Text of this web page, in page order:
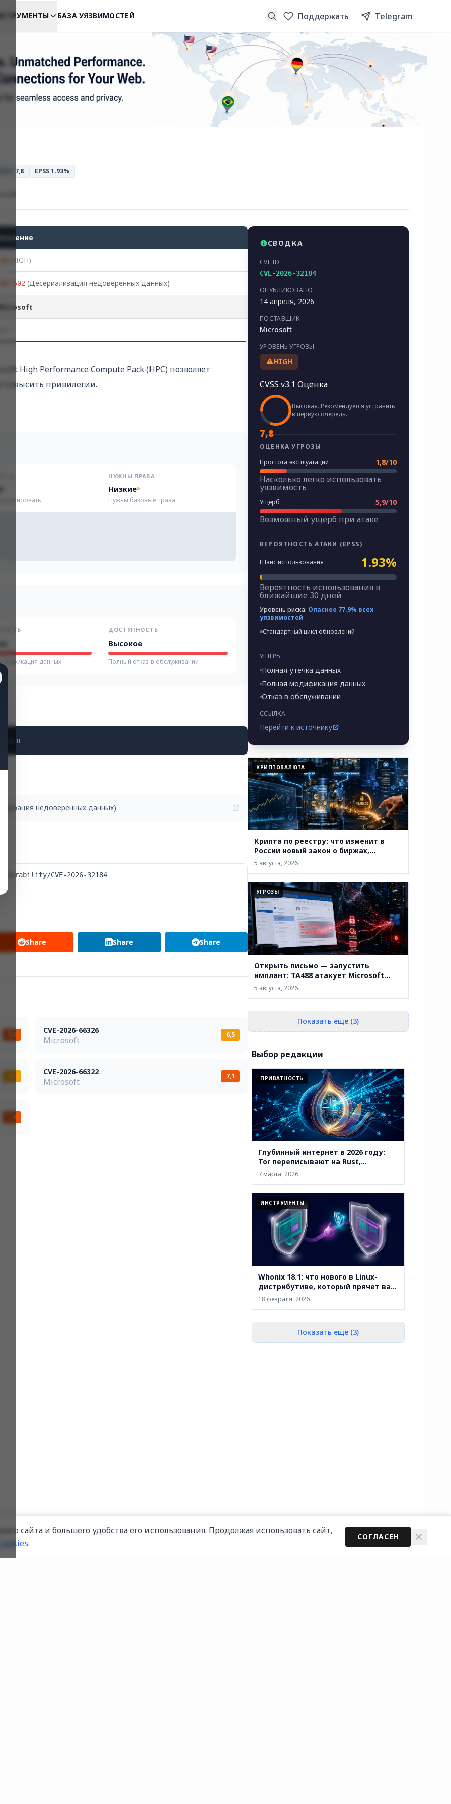
БАЗА УЯЗВИМОСТЕЙ Поддержать Telegram
3.1: 7,8 EPSS 1.93%
Значение
(HIGH)
CWE-502 (Десериализация недоверенных данных)
Microsoft
High Performance Compute Pack (HPC) позволяет
повысить привилегии.
НУЖНЫ ПРАВА
Низкие
Нужны базовые права
данных
ДОСТУПНОСТЬ
Высокое
Полный отказ в обслуживании
H
недоверенных данных)
CVE-2026-32184
Share Share Share
8,5 CVE-2026-66326
Microsoft
6,5
6,1 CVE-2026-66322
Microsoft
7,1
7,4
СВОДКА
CVE ID
CVE-2026-32184
ОПУБЛИКОВАНО
14 апреля, 2026
ПОСТАВЩИК
Microsoft
УРОВЕНЬ УГРОЗЫ
HIGH
CVSS v3.1 Оценка
7,8
Высокая. Рекомендуется устранить
в первую очередь.
ОЦЕНКА УГРОЗЫ
Простота эксплуатации
1,8/10
Насколько легко использовать
уязвимость
Ущерб 5,9/10
Возможный ущерб при атаке
ВЕРОЯТНОСТЬ АТАКИ (EPSS)
Шанс использования 1.93%
Вероятность использования в
ближайшие 30 дней
Уровень риска: Опаснее 77.9% всех
уязвимостей
Стандартный цикл обновлений
УЩЕРБ
Полная утечка данных
Полная модификация данных
Отказ в обслуживании
ССЫЛКА
Перейти к источнику
КРИПТОВАЛЮТА
Крипта по реестру: что изменит в
России новый закон о биржах,
обменниках и кошельках
5 августа, 2026
УГРОЗЫ
Открыть письмо — запустить
имплант: TA488 атакует Microsoft
Exchange через веб-почту
5 августа, 2026
Показать ещё (3)
Выбор редакции
ПРИВАТНОСТЬ
Глубинный интернет в 2026 году:
Tor переписывают на Rust,
маркетплейсы закрывают, а
анонимность уже не абсолютна
7 марта, 2026
ИНСТРУМЕНТЫ
Whonix 18.1: что нового в Linux-
дистрибутиве, который прячет вас
за двумя виртуальными машинами
18 февраля, 2026
Показать ещё (3)
сайта и большего удобства его использования. Продолжая использовать сайт,
.
СОГЛАСЕН